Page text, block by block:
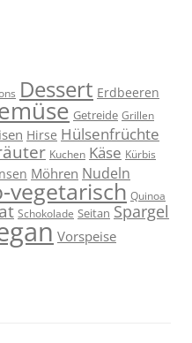
Dessert Erdbeeren
Getreide Grillen
Hirse Hülsenfrüchte
Kuchen Käse Kürbis
Möhren Nudeln
vegetarisch Quinoa
Schokolade Seitan Spargel
Vorspeise